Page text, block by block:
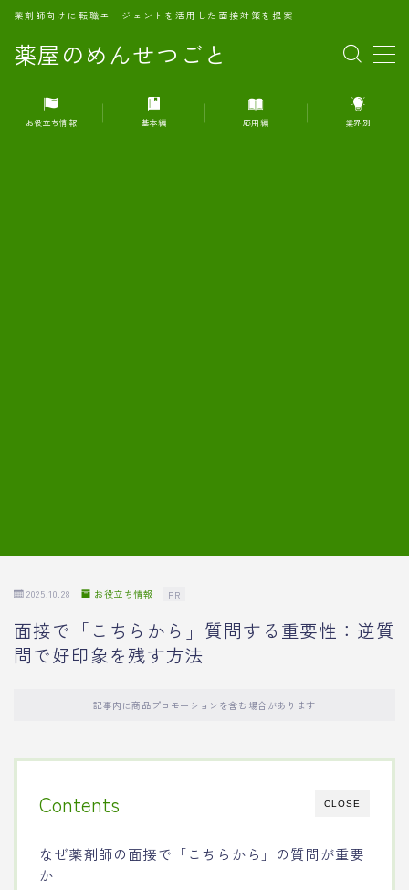
薬屋のめんせつごと
薬剤師向けに転職エージェントを活用した面接対策を提案
MENU
1.転職エージェントとは何か？
お役立ち情報 基本編 応用編 業界別
2025.10.28 お役立ち情報 PR
面接で「こちらから」質問する重要性：逆質
問で好印象を残す方法
記事内に商品プロモーションを含む場合があります
CLOSE
Contents
なぜ薬剤師の面接で「こちらから」の質問が重要
か